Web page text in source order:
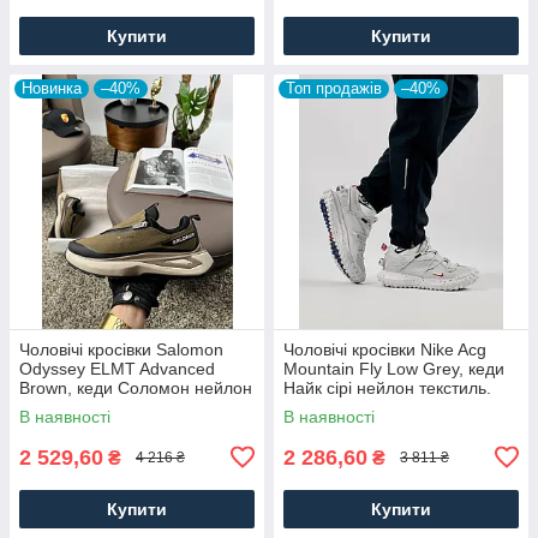
Купити Купити
Новинка –40%
Чоловічі кросівки Salomon
Odyssey ELMT Advanced
Brown, кеди Соломон нейлон
текстиль коричневі, Чоловіче
взуття
В наявності
2 529,60 ₴ 4 216 ₴
Купити
Топ продажів –40%
Чоловічі кросівки Nike Acg
Mountain Fly Low Grey, кеди
Найк сірі нейлон текстиль.
Чоловіче взуття
В наявності
2 286,60 ₴ 3 811 ₴
Купити